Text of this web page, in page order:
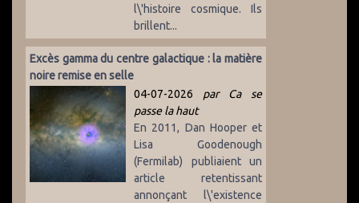
l\'histoire cosmique. Ils
brillent...
Excès gamma du centre galactique : la matière
noire remise en selle
04-07-2026 par Ca se
passe la haut
En 2011, Dan Hooper et
Lisa Goodenough
(Fermilab) publiaient un
article retentissant
annonçant l\'existence